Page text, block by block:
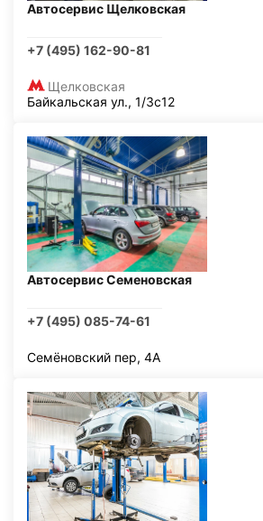
Автосервис Щелковская
+7 (495) 162-90-81
Щелковская
Байкальская ул., 1/3с12
Автосервис Семеновская
+7 (495) 085-74-61
Семёновский пер, 4А